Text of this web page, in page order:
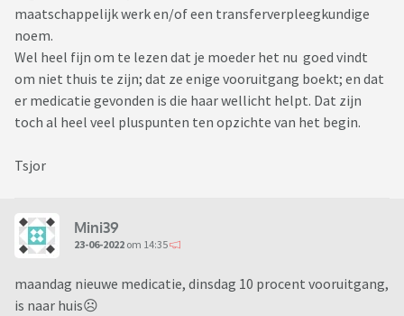
maatschappelijk werk en/of een transferverpleegkundige
noem.
Wel heel fijn om te lezen dat je moeder het nu goed vindt
om niet thuis te zijn; dat ze enige vooruitgang boekt; en dat
er medicatie gevonden is die haar wellicht helpt. Dat zijn
toch al heel veel pluspunten ten opzichte van het begin.
Tsjor
Mini39
23-06-2022 om 14:35
maandag nieuwe medicatie, dinsdag 10 procent vooruitgang,
is naar huis☹️